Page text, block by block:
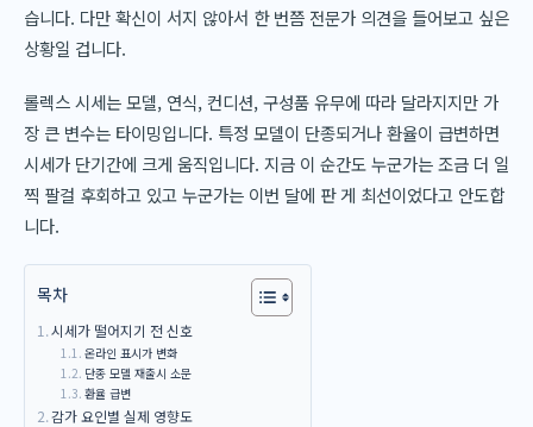
습니다. 다만 확신이 서지 않아서 한 번쯤 전문가 의견을 들어보고 싶은
상황일 겁니다.
롤렉스 시세는 모델, 연식, 컨디션, 구성품 유무에 따라 달라지지만 가
장 큰 변수는 타이밍입니다. 특정 모델이 단종되거나 환율이 급변하면
시세가 단기간에 크게 움직입니다. 지금 이 순간도 누군가는 조금 더 일
찍 팔걸 후회하고 있고 누군가는 이번 달에 판 게 최선이었다고 안도합
니다.
목차
시세가 떨어지기 전 신호
온라인 표시가 변화
단종 모델 재출시 소문
환율 급변
감가 요인별 실제 영향도